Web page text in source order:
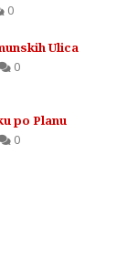
0
Ulica
0
po Planu
0